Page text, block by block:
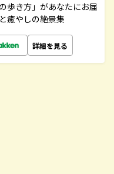
歩き方」があなたにお届
癒やしの絶景集
詳細を見る